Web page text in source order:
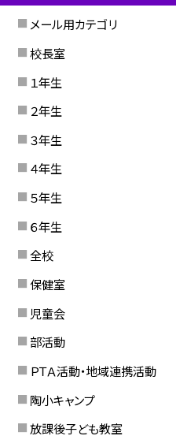
メール用カテゴリ
校長室
１年生
２年生
３年生
４年生
５年生
６年生
全校
保健室
児童会
部活動
ＰＴＡ活動・地域連携活動
陶小キャンプ
放課後子ども教室